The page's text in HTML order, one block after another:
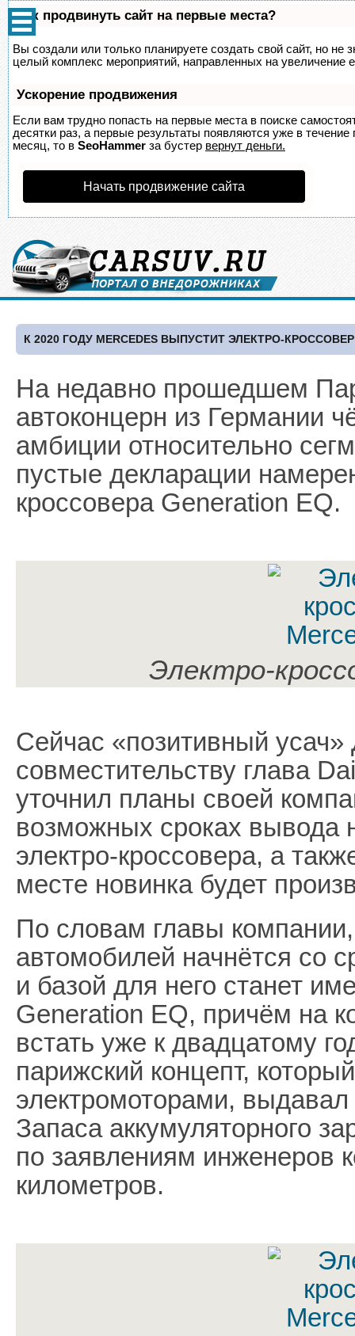
Как продвинуть сайт на первые места?
Вы создали или только планируете создать свой сайт, но не
целый комплекс мероприятий, направленных на увеличение
Ускорение продвижения
Если вам трудно попасть на первые места в поиске
десятки раз, а первые результаты появляются уже в
месяц, то в SeoHammer за бустер вернут деньги.
Начать продвижение сайта
К 2020 ГОДУ MERCEDES ВЫПУСТИТ ЭЛЕКТРО-КРОССОВЕР
На недавно прошедшем
автоконцерн из Германии
амбиции относительно
пустые декларации
кроссовера Generation EQ.
Электро-
Сейчас «позитивный
совместительству глава
уточнил планы своей
возможных сроках вывода
электро-кроссовера, а
месте новинка будет
По словам главы
автомобилей начнётся со
и базой для него станет
Generation EQ, причём на
встать уже к двадцатому
парижский концепт,
электромоторами,
Запаса аккумуляторного
по заявлениям инженеров
километров.